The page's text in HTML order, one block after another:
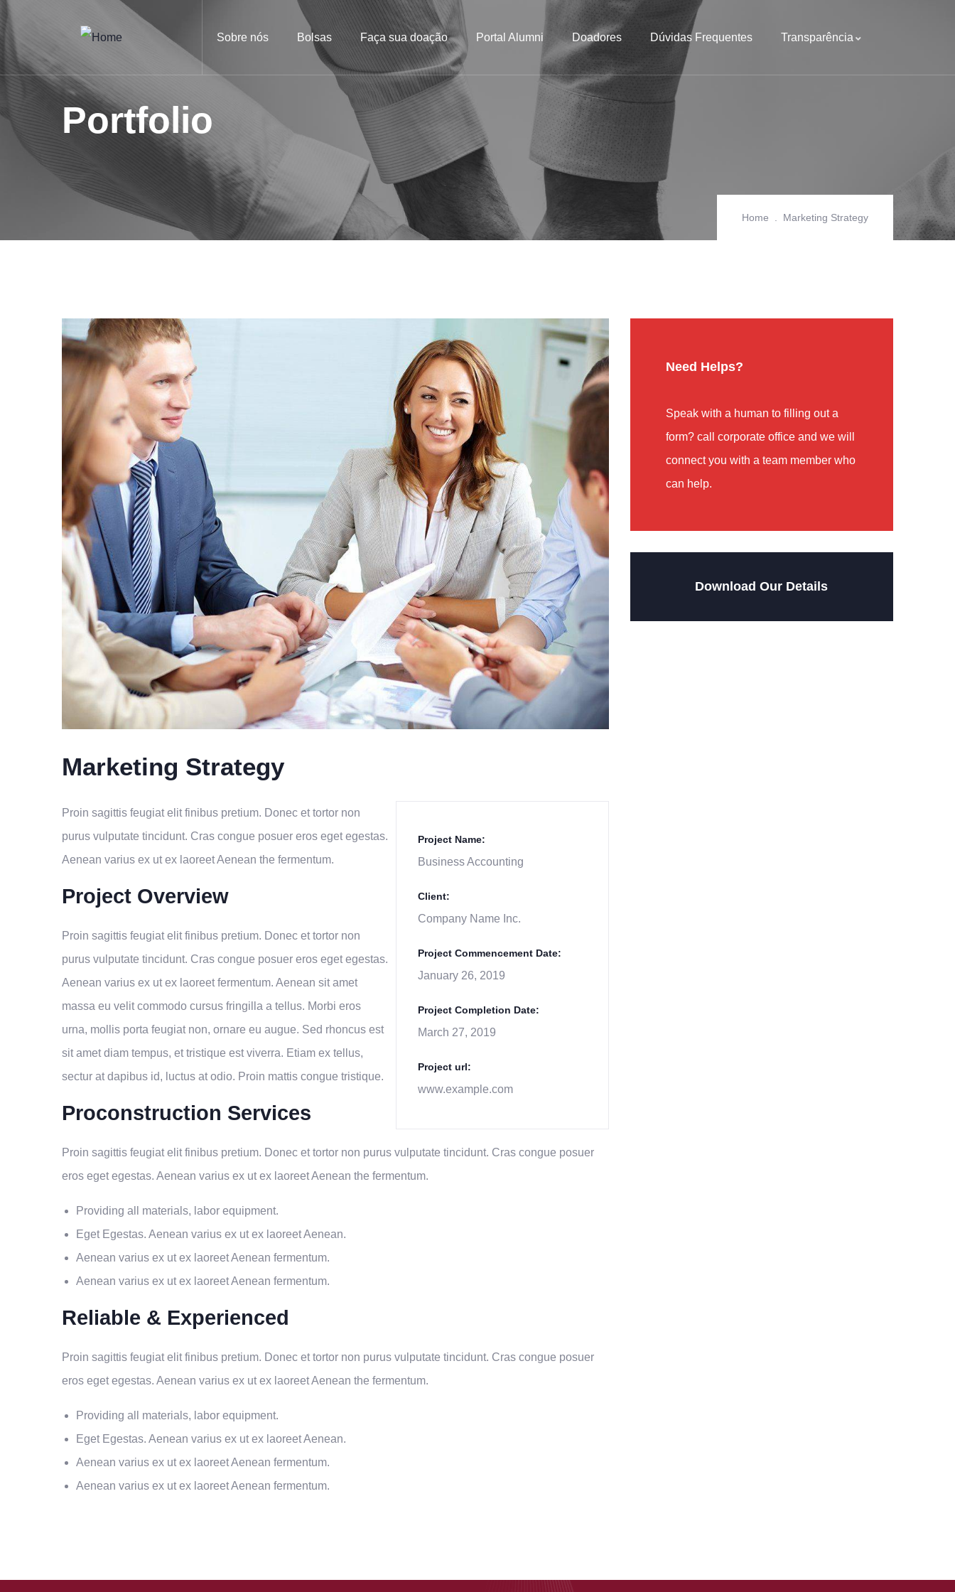
Sobre nós Bolsas Faça sua doação Portal Alumni Doadores Dúvidas Frequentes Transparência
Portfolio
Home Marketing Strategy
Marketing Strategy
Project Name:
Business Accounting
Client:
Company Name Inc.
Project Commencement Date:
January 26, 2019
Project Completion Date:
March 27, 2019
Project url:
www.example.com
Proin sagittis feugiat elit finibus pretium. Donec et tortor non
purus vulputate tincidunt. Cras congue posuer eros eget egestas.
Aenean varius ex ut ex laoreet Aenean the fermentum.
Project Overview
Proin sagittis feugiat elit finibus pretium. Donec et tortor non
purus vulputate tincidunt. Cras congue posuer eros eget egestas.
Aenean varius ex ut ex laoreet fermentum. Aenean sit amet
massa eu velit commodo cursus fringilla a tellus. Morbi eros
urna, mollis porta feugiat non, ornare eu augue. Sed rhoncus est
sit amet diam tempus, et tristique est viverra. Etiam ex tellus,
sectur at dapibus id, luctus at odio. Proin mattis congue tristique.
Proconstruction Services
Proin sagittis feugiat elit finibus pretium. Donec et tortor non purus vulputate tincidunt. Cras congue posuer
eros eget egestas. Aenean varius ex ut ex laoreet Aenean the fermentum.
Providing all materials, labor equipment.
Eget Egestas. Aenean varius ex ut ex laoreet Aenean.
Aenean varius ex ut ex laoreet Aenean fermentum.
Aenean varius ex ut ex laoreet Aenean fermentum.
Reliable & Experienced
Proin sagittis feugiat elit finibus pretium. Donec et tortor non purus vulputate tincidunt. Cras congue posuer
eros eget egestas. Aenean varius ex ut ex laoreet Aenean the fermentum.
Providing all materials, labor equipment.
Eget Egestas. Aenean varius ex ut ex laoreet Aenean.
Aenean varius ex ut ex laoreet Aenean fermentum.
Aenean varius ex ut ex laoreet Aenean fermentum.
Need Helps?
Speak with a human to filling out a
form? call corporate office and we will
connect you with a team member who
can help.
Download Our Details